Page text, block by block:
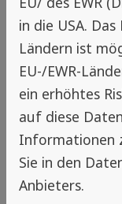
Zurück
Maßnahme.
Mücken,
Luft und
ist somit eine
und für einen
nervige
in die USA.
Ländern ist
EU-/EWR-
ein erhöhtes
auf diese
Informationen
Sie in den
Anbieters.